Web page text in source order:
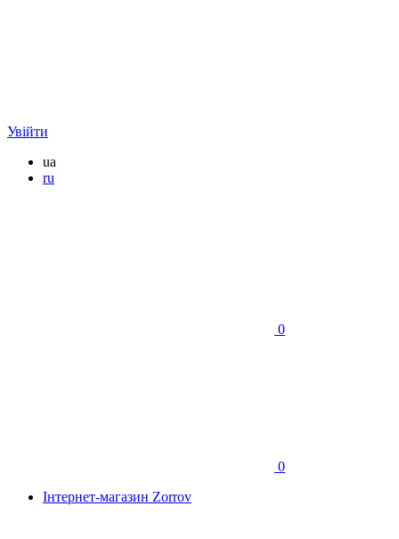
Увійти
ua
ru
0
0
Інтернет-магазин Zorrov